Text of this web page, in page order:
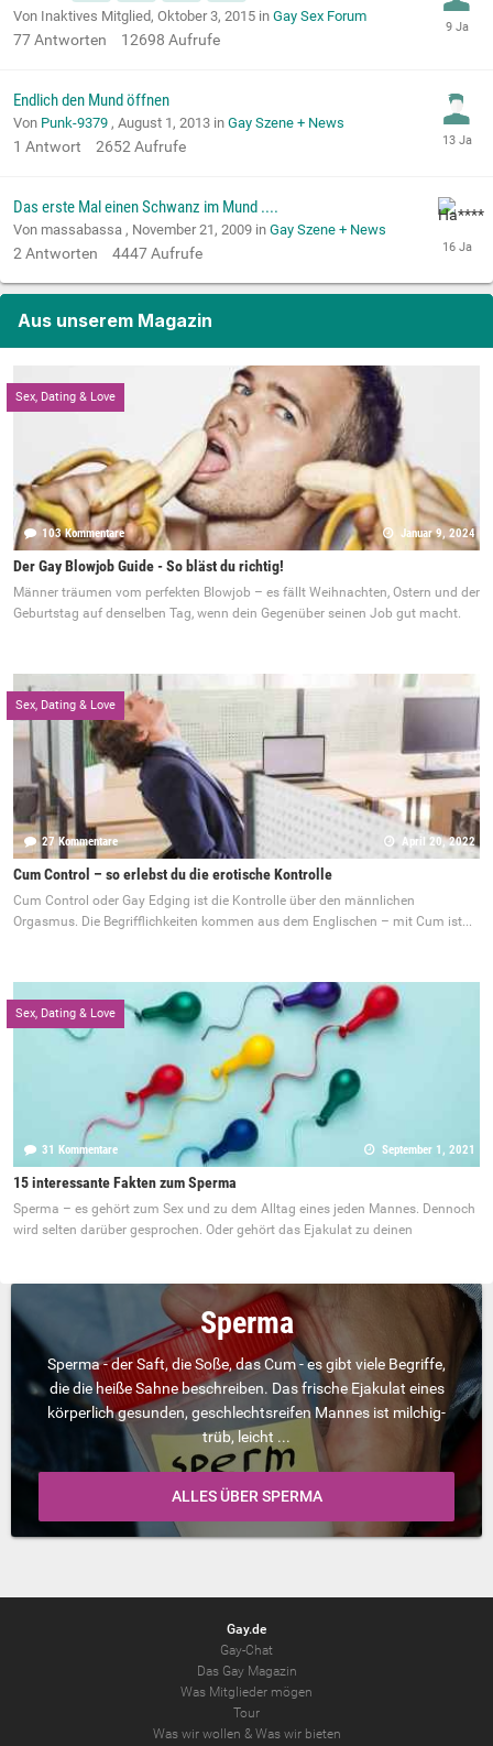
Von Inaktives Mitglied, Oktober 3, 2015 in Gay Sex Forum
77Antworten 12698 Aufrufe
Endlich den Mund öffnen
Von Punk-9379 , August 1, 2013 in Gay Szene + News
1 Antwort 2652 Aufrufe
Das erste Mal einen Schwanz im Mund ....
Von massabassa , November 21, 2009 in Gay Szene + News
2 Antworten 4447Aufrufe
Aus unserem Magazin
Sex, Dating & Love
103 Kommentare Januar 9, 2024
Der Gay Blowjob Guide - So bläst du richtig!
Männer träumen vom perfekten Blowjob – es fällt Weihnachten, Ostern und der
Geburtstag auf denselben Tag, wenn dein Gegenüber seinen Job gut macht.
Sex, Dating & Love
27 Kommentare April 20, 2022
Cum Control – so erlebst du die erotische Kontrolle
Cum Control oder Gay Edging ist die Kontrolle über den männlichen
Orgasmus. Die Begrifflichkeiten kommen aus dem Englischen – mit Cum ist...
Sex, Dating & Love
31 Kommentare September 1, 2021
15 interessante Fakten zum Sperma
Sperma – es gehört zum Sex und zu dem Alltag eines jeden Mannes. Dennoch
wird selten darüber gesprochen. Oder gehört das Ejakulat zu deinen
Sperma
Sperma - der Saft, die Soße, das Cum - es gibt viele Begriffe,
die die heiße Sahne beschreiben. Das frische Ejakulat eines
körperlich gesunden, geschlechtsreifen Mannes ist milchig-
trüb, leicht ...
ALLES ÜBER SPERMA
Gay.de
Gay-Chat
Das Gay Magazin
Was Mitglieder mögen
Tour
Was wir wollen & Was wir bieten